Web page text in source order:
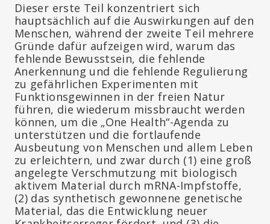
Dieser erste Teil konzentriert sich
hauptsächlich auf die Auswirkungen auf den
Menschen, während der zweite Teil mehrere
Gründe dafür aufzeigen wird, warum das
fehlende Bewusstsein, die fehlende
Anerkennung und die fehlende Regulierung
zu gefährlichen Experimenten mit
Funktionsgewinnen in der freien Natur
führen, die wiederum missbraucht werden
können, um die „One Health“-Agenda zu
unterstützen und die fortlaufende
Ausbeutung von Menschen und allem Leben
zu erleichtern, und zwar durch (1) eine groß
angelegte Verschmutzung mit biologisch
aktivem Material durch mRNA-Impfstoffe,
(2) das synthetisch gewonnene genetische
Material, das die Entwicklung neuer